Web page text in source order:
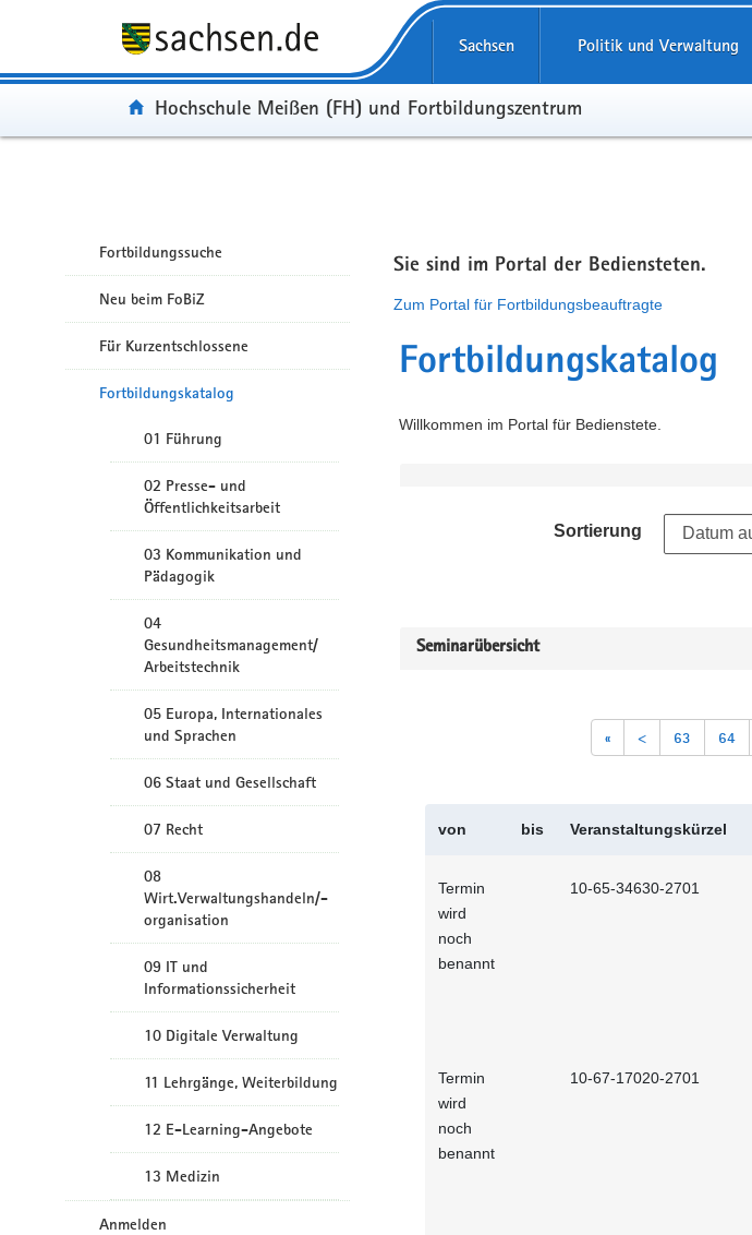
Sachsen Politik und Verwaltung
Portal:
Hochschule Meißen (FH) und Fortbildungszentrum
Fortbildungssuche
Neu beim FoBiZ
Für Kurzentschlossene
Fortbildungskatalog
01 Führung
02 Presse- und
Öffentlichkeitsarbeit
03 Kommunikation und
Pädagogik
04
Gesundheitsmanagement/
Arbeitstechnik
05 Europa, Internationales
und Sprachen
06 Staat und Gesellschaft
07 Recht
08
Wirt.Verwaltungshandeln/-
organisation
09 IT und
Informationssicherheit
10 Digitale Verwaltung
11 Lehrgänge, Weiterbildung
12 E-Learning-Angebote
13 Medizin
Anmelden
Sie sind im Portal der Bediensteten.
Zum Portal für Fortbildungsbeauftragte
Fortbildungskatalog
Willkommen im Portal für Bedienstete.
Sortierung
Seminarübersicht
« < 63 64
von bis Veranstaltungskürzel
Termin
wird
noch
benannt
10-65-34630-2701
Termin
wird
noch
benannt
10-67-17020-2701